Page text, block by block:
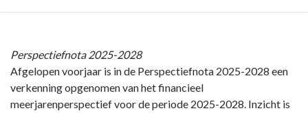
naar
navigatie
Bestuurlijke
Perspectiefnota 2025-2028
Afgelopen voorjaar is in de Perspectiefnota 2025-2028 een
verkenning opgenomen van het financieel
meerjarenperspectief voor de periode 2025-2028. Inzicht is